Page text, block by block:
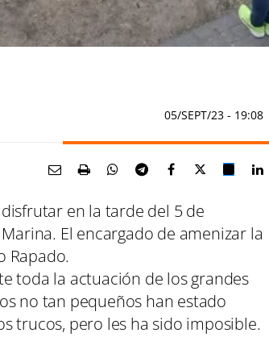
05/SEPT/23 - 19:08
en la tarde del 5 de
El encargado de amenizar la
Rapado.
toda la actuación de los grandes
no tan pequeños han estado
trucos, pero les ha sido imposible.